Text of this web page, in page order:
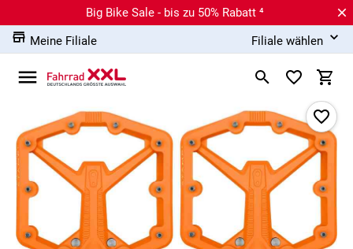
Big Bike Sale - bis zu 50% Rabatt ⁴
Meine Filiale
Filiale wählen